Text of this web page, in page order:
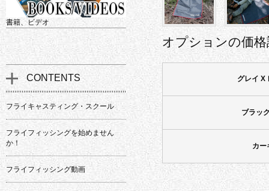
オプションの価
グレイ X
ブラッ
カー
書籍、ビデオ
CONTENTS
フライキャスティング・スクール
フライフィッシングを始めません
か！
フライフィッシング動画